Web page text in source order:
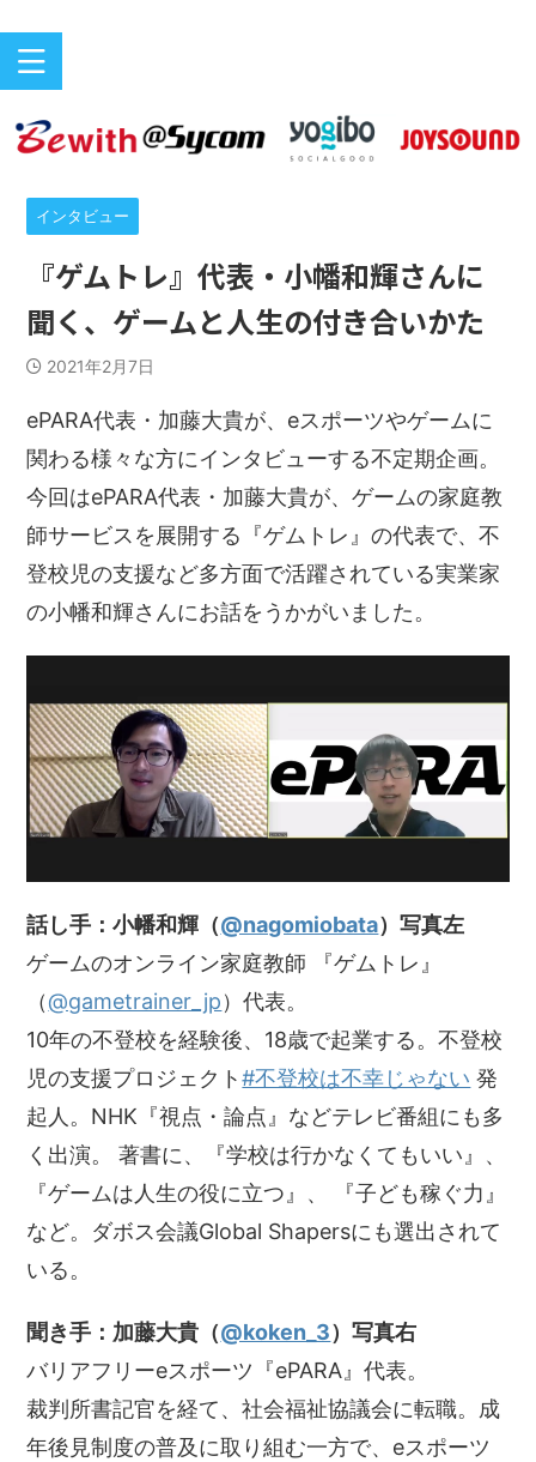
インタビュー
『ゲムトレ』代表・小幡和輝さんに
聞く、ゲームと人生の付き合いかた
2021年2月7日
ePARA代表・加藤大貴が、eスポーツやゲームに
関わる様々な方にインタビューする不定期企画。
今回はePARA代表・加藤大貴が、ゲームの家庭教
師サービスを展開する『ゲムトレ』の代表で、不
登校児の支援など多方面で活躍されている実業家
の小幡和輝さんにお話をうかがいました。
話し手：小幡和輝（@nagomiobata）写真左
ゲームのオンライン家庭教師 『ゲムトレ』
（@gametrainer_jp）代表。
10年の不登校を経験後、18歳で起業する。不登校
児の支援プロジェクト#不登校は不幸じゃない 発
起人。NHK『視点・論点』などテレビ番組にも多
く出演。 著書に、『学校は行かなくてもいい』、
『ゲームは人生の役に立つ』、 『子ども稼ぐ力』
など。ダボス会議Global Shapersにも選出されて
いる。
聞き手：加藤大貴（@koken_3）写真右
バリアフリーeスポーツ『ePARA』代表。
裁判所書記官を経て、社会福祉協議会に転職。成
年後見制度の普及に取り組む一方で、eスポーツ